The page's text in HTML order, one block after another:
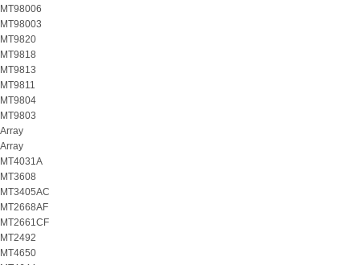
MT98006
MT98003
MT9820
MT9818
MT9813
MT9811
MT9804
MT9803
Array
Array
MT4031A
MT3608
MT3405AC
MT2668AF
MT2661CF
MT2492
MT4650